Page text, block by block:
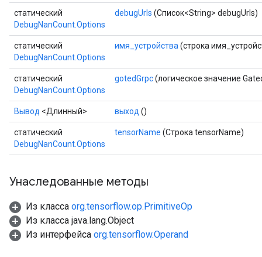
статический
DebugNanCount.Options
debugUrls (Список<String> debugUrls)
статический
DebugNanCount.Options
имя_устройства (строка
статический
DebugNanCount.Options
gotedGrpc(логическое значение
Вывод <Длинный> выход ()
статический
DebugNanCount.Options
tensorName (Строка tensorName)
Унаследованные методы
Из класса org.tensorflow.op.PrimitiveOp
Из класса java.lang.Object
Из интерфейса org.tensorflow.Operand